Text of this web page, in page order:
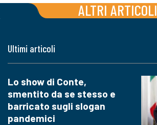
ALTRI ARTICOLI
Ultimi articoli
Lo show di Conte,
smentito da se stesso e
barricato sugli slogan
pandemici